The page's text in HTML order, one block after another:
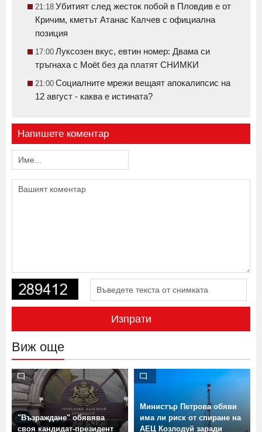
21:18 Убитият след жесток побой в Пловдив е от
Кричим, кметът Атанас Калчев с официална
позиция
17:00 Луксозен вкус, евтин номер: Двама си
тръгнаха с Moët без да платят СНИМКИ
21:00 Социалните мрежи вещаят апокалипсис на
12 август - каква е истината?
Напишете коментар
Виж още